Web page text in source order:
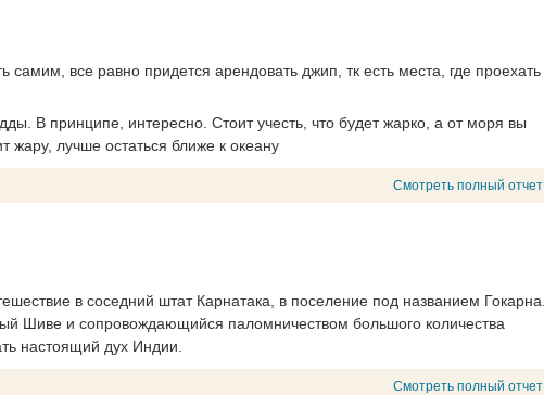
самим, все равно придется арендовать джип, тк есть места, где проехать
В принципе, интересно. Стоит учесть, что будет жарко, а от моря вы
жару, лучше остаться ближе к океану
Смотреть полный отчет
в соседний штат Карнатака, в поселение под названием Гокарна.
Шиве и сопровождающийся паломничеством большого количества
настоящий дух Индии.
Смотреть полный отчет